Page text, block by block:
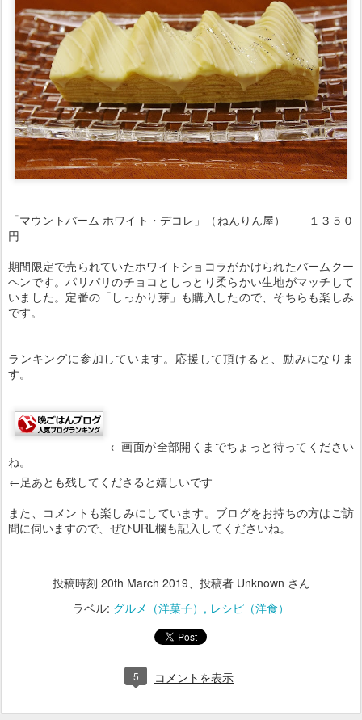
「マウントバーム ホワイト・デコレ」（ねんりん屋） １３５０
円
期間限定で売られていたホワイトショコラがかけられたバームクー
ヘンです。パリパリのチョコとしっとり柔らかい生地がマッチして
いました。定番の「しっかり芽」も購入したので、そちらも楽しみ
です。
ランキングに参加しています。応援して頂けると、励みになりま
す。
←画面が全部開くまでちょっと待ってください
ね。
←足あとも残してくださると嬉しいです
また、コメントも楽しみにしています。ブログをお持ちの方はご訪
問に伺いますので、ぜひURL欄も記入してくださいね。
投稿時刻 20th March 2019 、投稿者 Unknown さん
ラベル: グルメ（洋菓子） レシピ（洋食）
5 コメントを表示